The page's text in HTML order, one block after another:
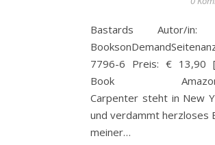
Bastards Autor/
7796-6 Preis: €
Book Amazon /
Carpenter steht in New
und verdammt herzloses
meiner…